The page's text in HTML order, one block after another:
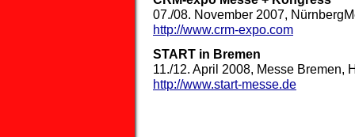
07./08. November 2007,
http://www.crm-expo.com
START in Bremen
11./12. April 2008, Messe Bremen,
http://www.start-messe.de